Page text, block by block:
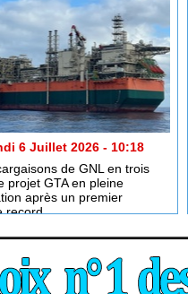
6 Juillet 2026 - 10:18
de GNL en trois
projet GTA en pleine
après un premier
record